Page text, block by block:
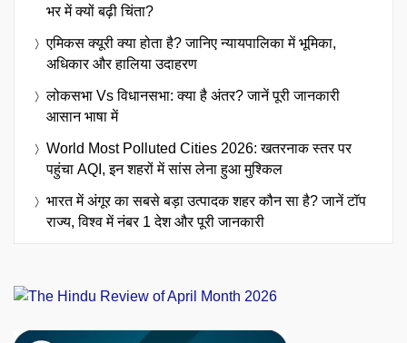
भर में क्यों बढ़ी चिंता?
एमिकस क्यूरी क्या होता है? जानिए न्यायपालिका में भूमिका,
अधिकार और हालिया उदाहरण
लोकसभा Vs विधानसभा: क्या है अंतर? जानें पूरी जानकारी
आसान भाषा में
World Most Polluted Cities 2026: खतरनाक स्तर पर
पहुंचा AQI, इन शहरों में सांस लेना हुआ मुश्किल
भारत में अंगूर का सबसे बड़ा उत्पादक शहर कौन सा है? जानें टॉप
राज्य, विश्व में नंबर 1 देश और पूरी जानकारी